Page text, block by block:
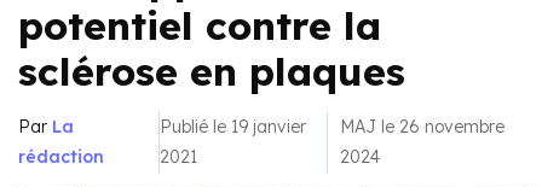
potentiel contre la
sclérose en plaques
Par La
rédaction
Publié le 19 janvier
2021
MAJ le 26 novembre
2024